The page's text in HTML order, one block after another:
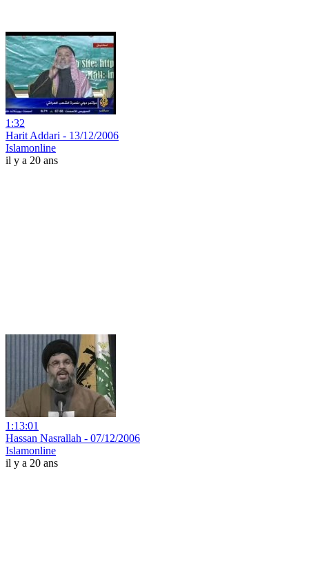
1:32
Harit Addari - 13/12/2006
Islamonline
il y a 20 ans
1:13:01
Hassan Nasrallah - 07/12/2006
Islamonline
il y a 20 ans